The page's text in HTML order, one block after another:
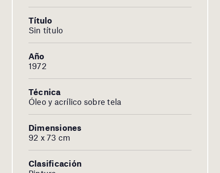
Título
Sin título
Año
1972
Técnica
Óleo y acrílico sobre tela
Dimensiones
92 x 73 cm
Clasificación